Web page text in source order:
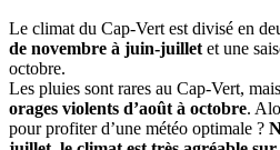
Le climat du Cap-Vert est divisé en
de novembre à juin-juillet et une
octobre.
Les pluies sont rares au Cap-Vert,
orages violents d’août à octobre.
pour profiter d’une météo optimale ?